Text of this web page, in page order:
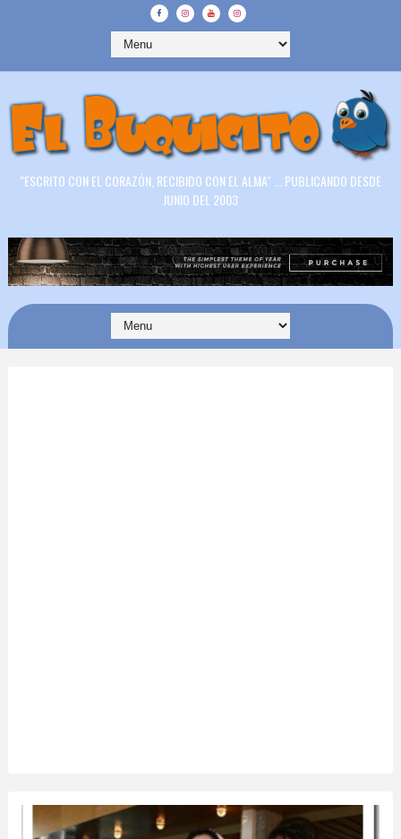
"ESCRITO CON EL CORAZÓN, RECIBIDO CON EL ALMA" ... PUBLICANDO DESDE
JUNIO DEL 2003